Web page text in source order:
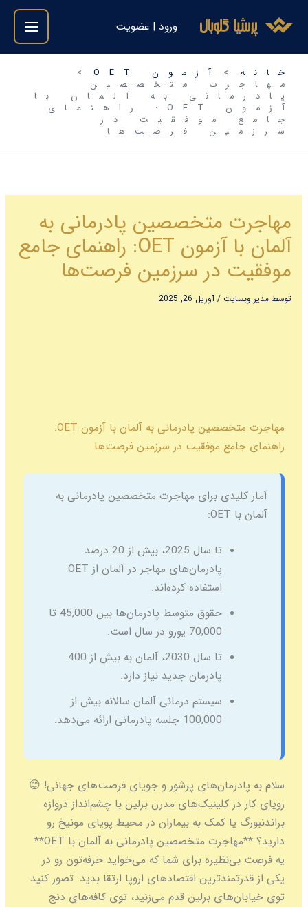
ورود | عضویت
خانه
آزمون OET
مهاجرت متخصصین
پادرمانی به آلمان با
آزمون OET: راهنمای
جامع موفقیت در
سرزمین فرصت‌ها
مهاجرت متخصصین پادرمانی به
آلمان با آزمون OET: راهنمای جامع
موفقیت در سرزمین فرصت‌ها
توسط مدیر وبسایت / آوریل 26, 2025
مهاجرت متخصصین پادرمانی به آلمان با آزمون OET:
راهنمای جامع موفقیت در سرزمین فرصت‌ها
آمار کلیدی برای مهاجرت متخصصین پادرمانی به
آلمان با OET:
تا سال 2025، بیش از 20 درصد
پادرمان‌های مهاجر در آلمان از OET
استفاده کرده‌اند.
حقوق متوسط پادرمان‌ها بین 45,000 تا
70,000 یورو در سال است.
تا سال 2030، آلمان به بیش از 400
پادرمان جدید نیاز دارد.
سیستم درمانی آلمان سالانه بیش از
100,000 جلسه پادرمانی ارائه می‌دهد.
سلام به پادرمان‌های پرشور و جویای فرصت‌های جهانی! 😊
رویای کار در کلینیک‌های مدرن برلین با چشم‌انداز دروازه
براندنبورگ یا کمک به بیماران در محیط پویای مونیخ رو
دارید؟ **مهاجرت متخصصین پادرمانی به آلمان با OET**
یه فرصت بی‌نظیره برای شما که می‌خواید حرفه‌تون رو در
یکی از قدرتمندترین اقتصادهای اروپا ارتقا بدید. تصور کنید
توی خیابان‌های برلین قدم می‌زنید، توی کافه‌های دنج